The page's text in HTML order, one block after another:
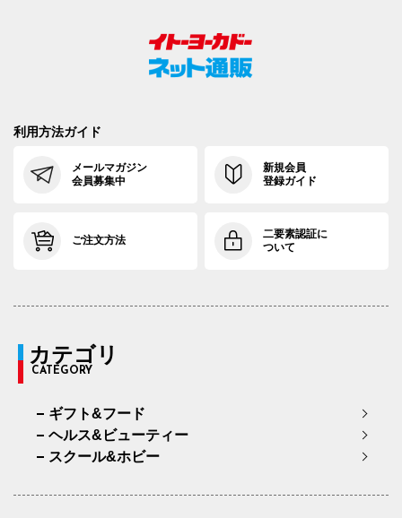
利用方法ガイド
メールマガジン
会員募集中
新規会員
登録ガイド
ご注文方法
二要素認証に
ついて
カテゴリ
CATEGORY
ギフト&フード
ヘルス&ビューティー
スクール&ホビー